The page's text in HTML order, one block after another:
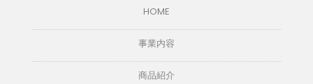
HOME
事業内容
商品紹介